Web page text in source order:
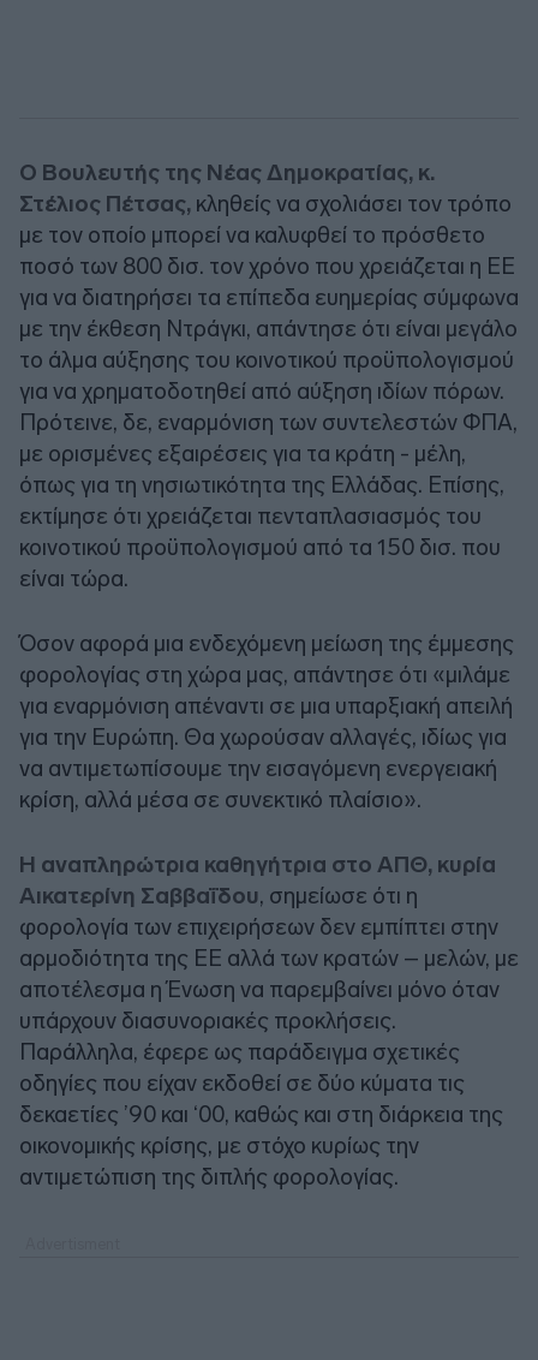
Ο Βουλευτής της Νέας Δημοκρατίας, κ.
Στέλιος Πέτσας, κληθείς να σχολιάσει τον τρόπο
με τον οποίο μπορεί να καλυφθεί το πρόσθετο
ποσό των 800 δισ. τον χρόνο που χρειάζεται η ΕΕ
για να διατηρήσει τα επίπεδα ευημερίας σύμφωνα
με την έκθεση Ντράγκι, απάντησε ότι είναι μεγάλο
το άλμα αύξησης του κοινοτικού προϋπολογισμού
για να χρηματοδοτηθεί από αύξηση ιδίων πόρων.
Πρότεινε, δε, εναρμόνιση των συντελεστών ΦΠΑ,
με ορισμένες εξαιρέσεις για τα κράτη - μέλη,
όπως για τη νησιωτικότητα της Ελλάδας. Επίσης,
εκτίμησε ότι χρειάζεται πενταπλασιασμός του
κοινοτικού προϋπολογισμού από τα 150 δισ. που
είναι τώρα.
Όσον αφορά μια ενδεχόμενη μείωση της έμμεσης
φορολογίας στη χώρα μας, απάντησε ότι «μιλάμε
για εναρμόνιση απέναντι σε μια υπαρξιακή απειλή
για την Ευρώπη. Θα χωρούσαν αλλαγές, ιδίως για
να αντιμετωπίσουμε την εισαγόμενη ενεργειακή
κρίση, αλλά μέσα σε συνεκτικό πλαίσιο».
Η αναπληρώτρια καθηγήτρια στο ΑΠΘ, κυρία
Αικατερίνη Σαββαΐδου, σημείωσε ότι η
φορολογία των επιχειρήσεων δεν εμπίπτει στην
αρμοδιότητα της ΕΕ αλλά των κρατών – μελών, με
αποτέλεσμα η Ένωση να παρεμβαίνει μόνο όταν
υπάρχουν διασυνοριακές προκλήσεις.
Παράλληλα, έφερε ως παράδειγμα σχετικές
οδηγίες που είχαν εκδοθεί σε δύο κύματα τις
δεκαετίες ’90 και ‘00, καθώς και στη διάρκεια της
οικονομικής κρίσης, με στόχο κυρίως την
αντιμετώπιση της διπλής φορολογίας.